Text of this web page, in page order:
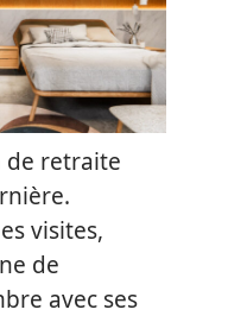
de retraite
visites,
de
avec ses